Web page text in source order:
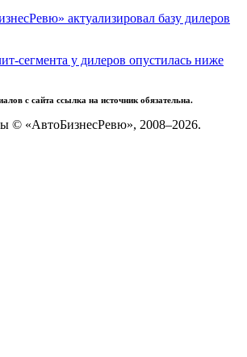
актуализировал базу дилеров
сегмента у дилеров опустилась ниже
с сайта ссылка на источник обязательна.
© «АвтоБизнесРевю», 2008–2026.